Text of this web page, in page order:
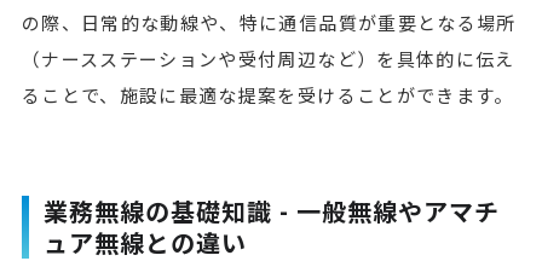
の際、日常的な動線や、特に通信品質が重要となる場所
（ナースステーションや受付周辺など）を具体的に伝え
ることで、施設に最適な提案を受けることができます。
業務無線の基礎知識 - 一般無線やアマチ
ュア無線との違い